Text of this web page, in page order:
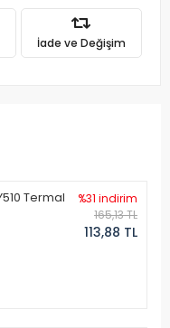
İade ve Değişim
Termal
%31 indirim
165,13 TL
113,88 TL